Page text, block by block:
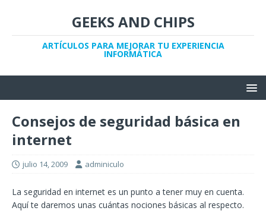
GEEKS AND CHIPS
ARTÍCULOS PARA MEJORAR TU EXPERIENCIA
INFORMÁTICA
Consejos de seguridad básica en
internet
julio 14, 2009 adminiculo
La seguridad en internet es un punto a tener muy en cuenta.
Aquí te daremos unas cuántas nociones básicas al respecto.